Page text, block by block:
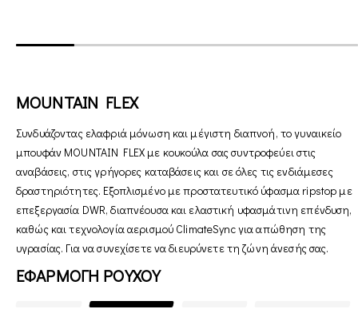
MOUNTAIN FLEX
Συνδυάζοντας ελαφριά μόνωση και μέγιστη διαπνοή, το γυναικείο
μπουφάν MOUNTAIN FLEX με κουκούλα σας συντροφεύει στις
αναβάσεις, στις γρήγορες καταβάσεις και σε όλες τις ενδιάμεσες
δραστηριότητες. Εξοπλισμένο με προστατευτικό ύφασμα ripstop με
επεξεργασία DWR, διαπνέουσα και ελαστική υφασμάτινη επένδυση,
καθώς και τεχνολογία αερισμού ClimateSync για απώθηση της
υγρασίας. Για να συνεχίσετε να διευρύνετε τη ζώνη άνεσής σας.
ΕΦΑΡΜΟΓΗ ΡΟΥΧΟΥ